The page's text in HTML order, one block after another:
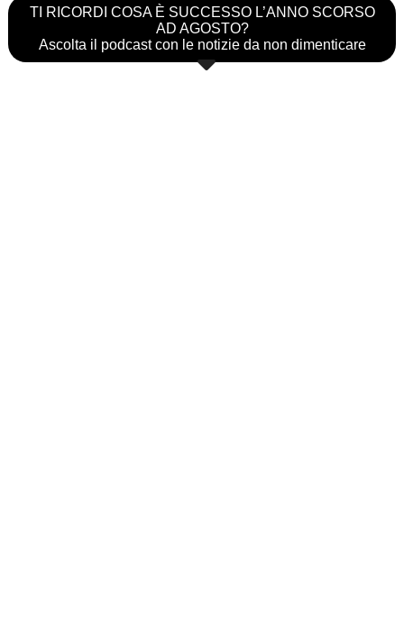
TI RICORDI COSA È SUCCESSO L’ANNO SCORSO
AD AGOSTO?
Ascolta il podcast con le notizie da non dimenticare